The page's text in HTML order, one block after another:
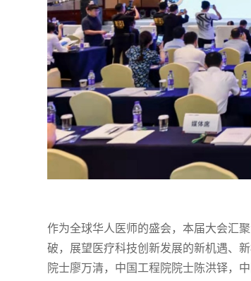
作为全球华人医师的盛会，本届大会汇
破，展望医疗科技创新发展的新机遇、
院士廖万清，中国工程院院士陈洪铎，